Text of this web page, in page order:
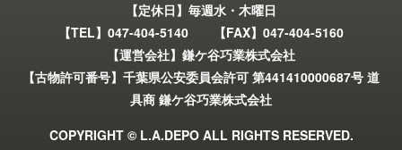
【定休日】毎週水・木曜日
【TEL】047-404-5140 【FAX】047-404-5160
【運営会社】鎌ケ谷巧業株式会社
【古物許可番号】千葉県公安委員会許可 第441410000687号 道
具商 鎌ケ谷巧業株式会社
COPYRIGHT © L.A.DEPO ALL RIGHTS RESERVED.